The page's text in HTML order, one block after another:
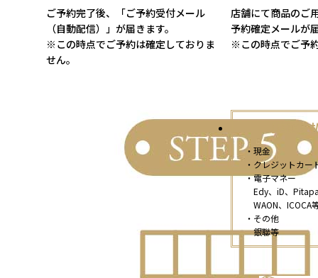
ご予約完了後、「ご予約受付メール
（自動配信）」が届きます。
※この時点でご予約は確定しておりま
せん。
店舗にて商品のご
予約確定メールが
※この時点でご予
【店頭
・現金
・クレジットカー
・電子マネー
Edy、iD、
WAON、ICOCA
・その他
銀聯等